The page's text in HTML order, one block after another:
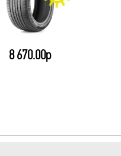
10 480.00р